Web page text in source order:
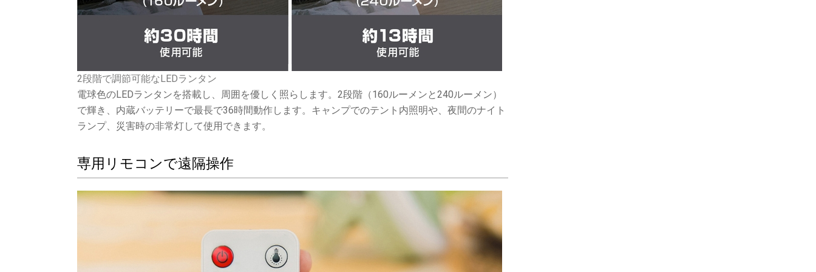
2段階で調節可能なLEDランタン
電球色のLEDランタンを搭載し、周囲を優しく照らします。2段階（160ルーメンと240ルーメン）
で輝き、内蔵バッテリーで最長で36時間動作します。キャンプでのテント内照明や、夜間のナイト
ランプ、災害時の非常灯して使用できます。
専用リモコンで遠隔操作